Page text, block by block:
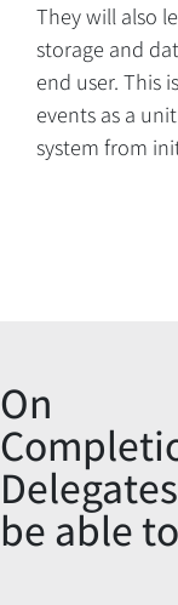
They will also
storage and
end user. This
events as a
system from